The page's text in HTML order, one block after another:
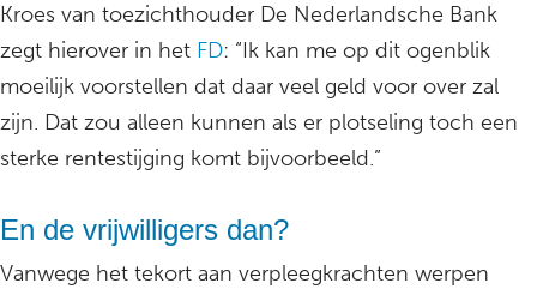
Kroes van toezichthouder De Nederlandsche Bank
zegt hierover in het FD: “Ik kan me op dit ogenblik
moeilijk voorstellen dat daar veel geld voor over zal
zijn. Dat zou alleen kunnen als er plotseling toch een
sterke rentestijging komt bijvoorbeeld.”
En de vrijwilligers dan?
Vanwege het tekort aan verpleegkrachten werpen